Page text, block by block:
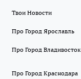
Твои Новости
Про Город Ярославль
Про Город Владивосток
Про Город Краснодара